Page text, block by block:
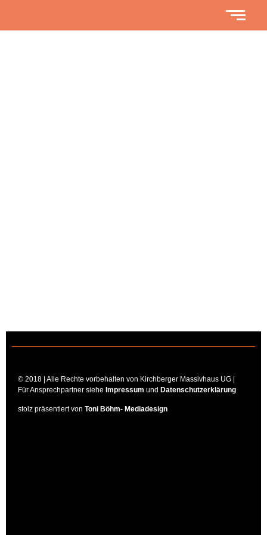
© 2018 | Alle Rechte vorbehalten von Kirchberger Massivhaus UG |
Für Ansprechpartner siehe Impressum und Datenschutzerklärung
stolz präsentiert von Toni Böhm- Mediadesign